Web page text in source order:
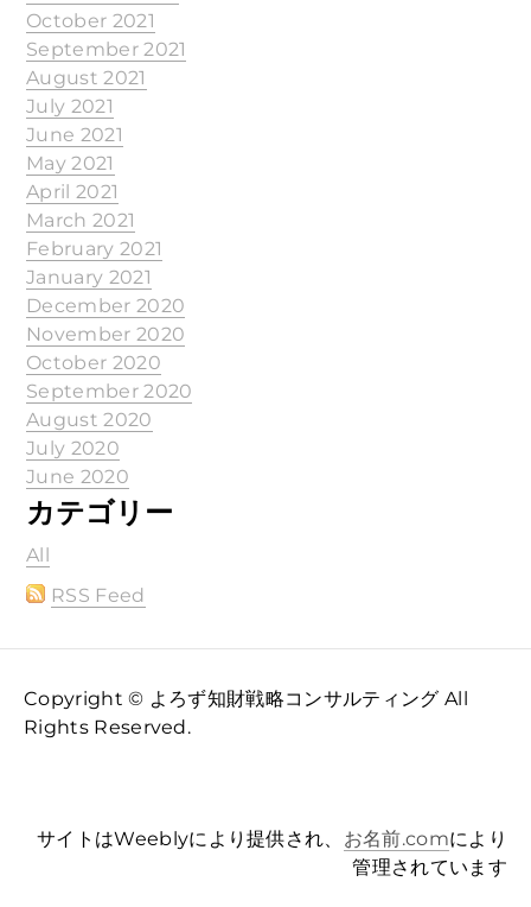
October 2021
September 2021
August 2021
July 2021
June 2021
May 2021
April 2021
March 2021
February 2021
January 2021
December 2020
November 2020
October 2020
September 2020
August 2020
July 2020
June 2020
カテゴリー
All
RSS Feed
Copyright © よろず知財戦略コンサルティング All
Rights Reserved.
サイトはWeeblyにより提供され、 お名前.comにより
管理されています